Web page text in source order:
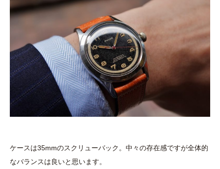
ケースは35mmのスクリューバック。中々の存在感ですが全体的
なバランスは良いと思います。